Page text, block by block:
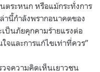
ตระหนก หรือแม้กระทั่งการ
านี้กำลังพรากอนาคตของ
เป็นภัยคุกคามร้ายแรงต่อ
จและการแก้ไขเท่าที่ควร”
จความคิดเห็นเยาวชน